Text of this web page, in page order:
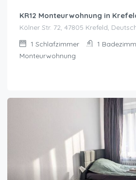
KR12 Monteurwohnung in
Kölner Str. 72, 47805 Krefeld,
1 Schlafzimmer 1
Monteurwohnung